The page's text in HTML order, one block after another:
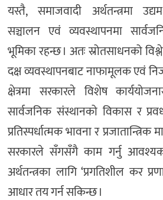
यस्तै, समाजवादी अर्थतन्त्रमा
सञ्चालन एवं व्यवस्थापनमा
भूमिका रहन्छ । अतः स्रोतसाधनको
दक्ष व्यवस्थापनबाट नाफामूलक एवं
क्षेत्रमा सरकारले विशेष
सार्वजनिक संस्थानको विकास र
प्रतिस्पर्धात्मक भावना र प्रजातान्त्रिक
सरकारले सँगसँगै काम गर्नु
अर्थतन्त्रका लागि ‘प्रगतिशील कर
आधार तय गर्न सकिन्छ ।